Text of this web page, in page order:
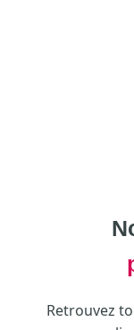
Retrouvez